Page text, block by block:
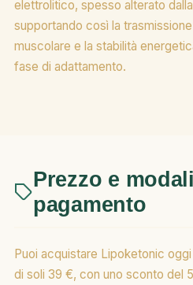
elettrolitico, spesso alterato
supportando così la
muscolare e la stabilità
fase di adattamento.
Prezzo e
pagamento
Puoi acquistare Lipoketonic
di soli 39 €, con uno sconto del